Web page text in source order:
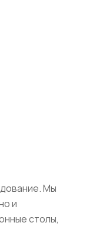
Мы
и
столы,